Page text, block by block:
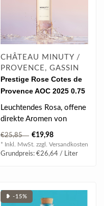
CHÂTEAU MINUTY /
PROVENCE, GASSIN
Prestige Rose Cotes de
Provence AOC 2025 0.75
l
Leuchtendes Rosa, offene
direkte Aromen von
gelber Grapefruit, weißer
Johannisb..
€25,85 €19,98
* Inkl. MwSt. zzgl. Versandkosten
Grundpreis: €26,64 / Liter
❥ -15%